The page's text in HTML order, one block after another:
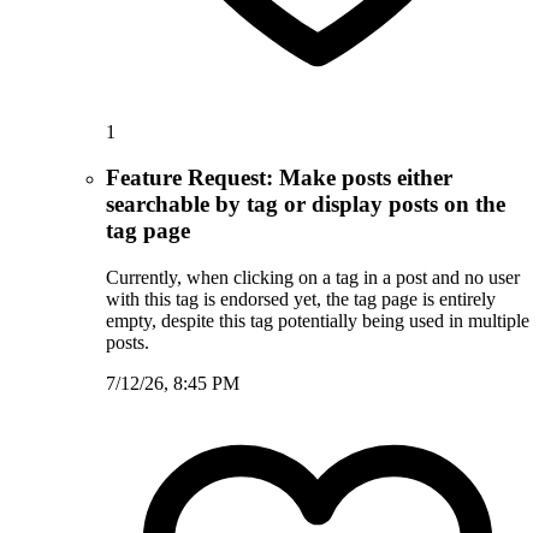
1
Feature Request: Make posts either
searchable by tag or display posts on the
tag page
Currently, when clicking on a tag in a post and no user
with this tag is endorsed yet, the tag page is entirely
empty, despite this tag potentially being used in multiple
posts.
7/12/26, 8:45 PM